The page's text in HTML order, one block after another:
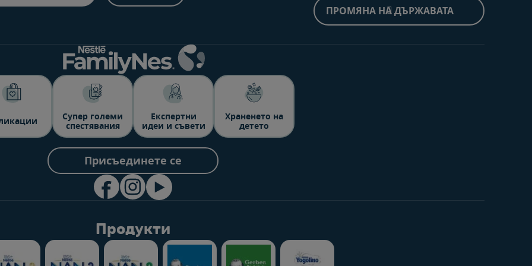
ПРОМЯНА НА ДЪРЖАВАТА
Супер големи
спестявания
Експертни
идеи и съвети
Храненето на
детето
Присъединете се
Продукти